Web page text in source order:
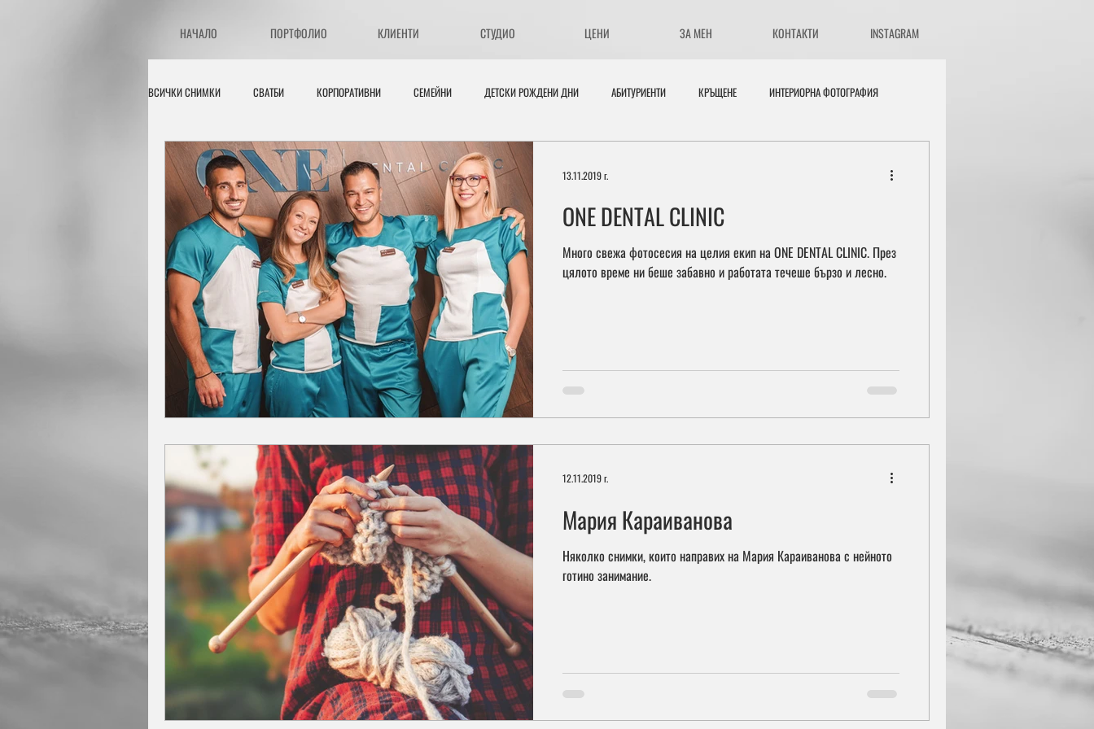
НАЧАЛО ПОРТФОЛИО КЛИЕНТИ СТУДИО ЦЕНИ ЗА МЕН КОНТАКТИ INSTAGRAM
ВСИЧКИ СНИМКИ СВАТБИ КОРПОРАТИВНИ СЕМЕЙНИ ДЕТСКИ РОЖДЕНИ ДНИ АБИТУРИЕНТИ КРЪЩЕНЕ ИНТЕРИОРНА ФОТОГРАФИЯ
ПОРТРЕТИ БРЕМЕННИ СЕСИИ ДРУГИ ИЗЛОЖБИ
ONE DENTAL CLINIC
Много свежа фотосесия на целия екип на ONE DENTAL CLINIC. През
цялото време ни беше забавно и работата течеше бързо и лесно.
13.11.2019 г.
Мария Караиванова
Няколко снимки, които направих на Мария Караиванова с нейното
готино занимание.
12.11.2019 г.